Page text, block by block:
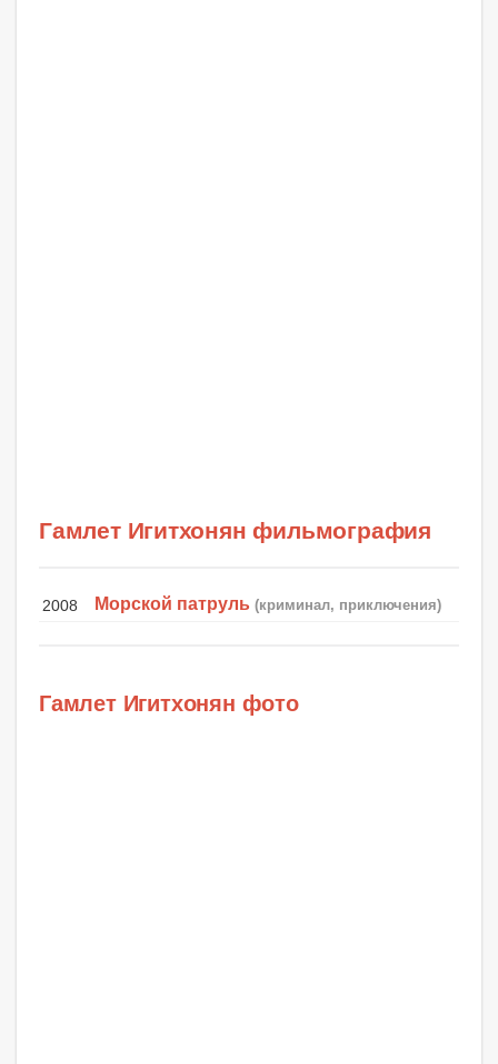
Гамлет Игитхонян фильмография
2008 Морской патруль (криминал, приключения)
Гамлет Игитхонян фото